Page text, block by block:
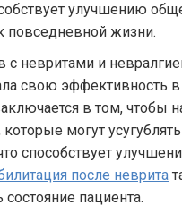
улучшению
повседневной жизни.
невритами и
свою эффективность
в том, чтобы
могут
способствует
после неврита
пациента.